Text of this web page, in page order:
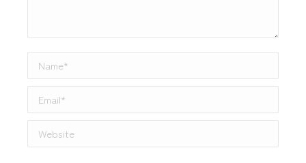
Name *
Email *
Website